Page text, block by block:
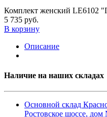
Комплект женский LЕ6102
5 735 руб.
В корзину
Описание
Наличие на наших складах
Основной склад
Ростовское шоссе,